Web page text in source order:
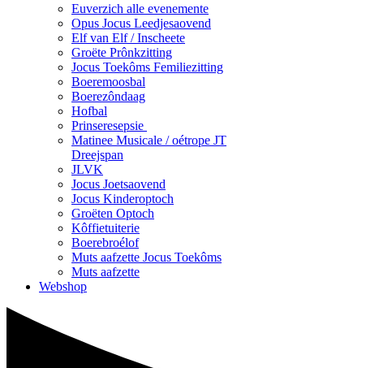
Euverzich alle evenemente
Opus Jocus Leedjesaovend
Elf van Elf / Inscheete
Groëte Prônkzitting
Jocus Toekôms Femiliezitting
Boeremoosbal
Boerezôndaag
Hofbal
Prinseresepsie
Matinee Musicale / oétrope JT
Dreejspan
JLVK
Jocus Joetsaovend
Jocus Kinderoptoch
Groëten Optoch
Kôffietuiterie
Boerebroélof
Muts aafzette Jocus Toekôms
Muts aafzette
Webshop